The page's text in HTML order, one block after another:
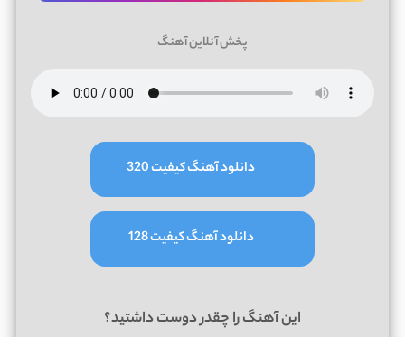
پخش آنلاین آهنگ
دانلود آهنگ کیفیت 320
دانلود آهنگ کیفیت 128
این آهنگ را چقدر دوست داشتید؟